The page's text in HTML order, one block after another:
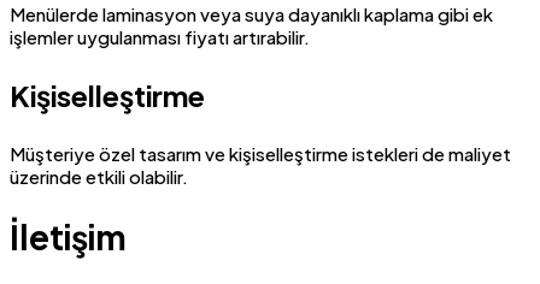
Menülerde laminasyon veya suya dayanıklı kaplama gibi ek
işlemler uygulanması fiyatı artırabilir.
Kişiselleştirme
Müşteriye özel tasarım ve kişiselleştirme istekleri de maliyet
üzerinde etkili olabilir.
İletişim